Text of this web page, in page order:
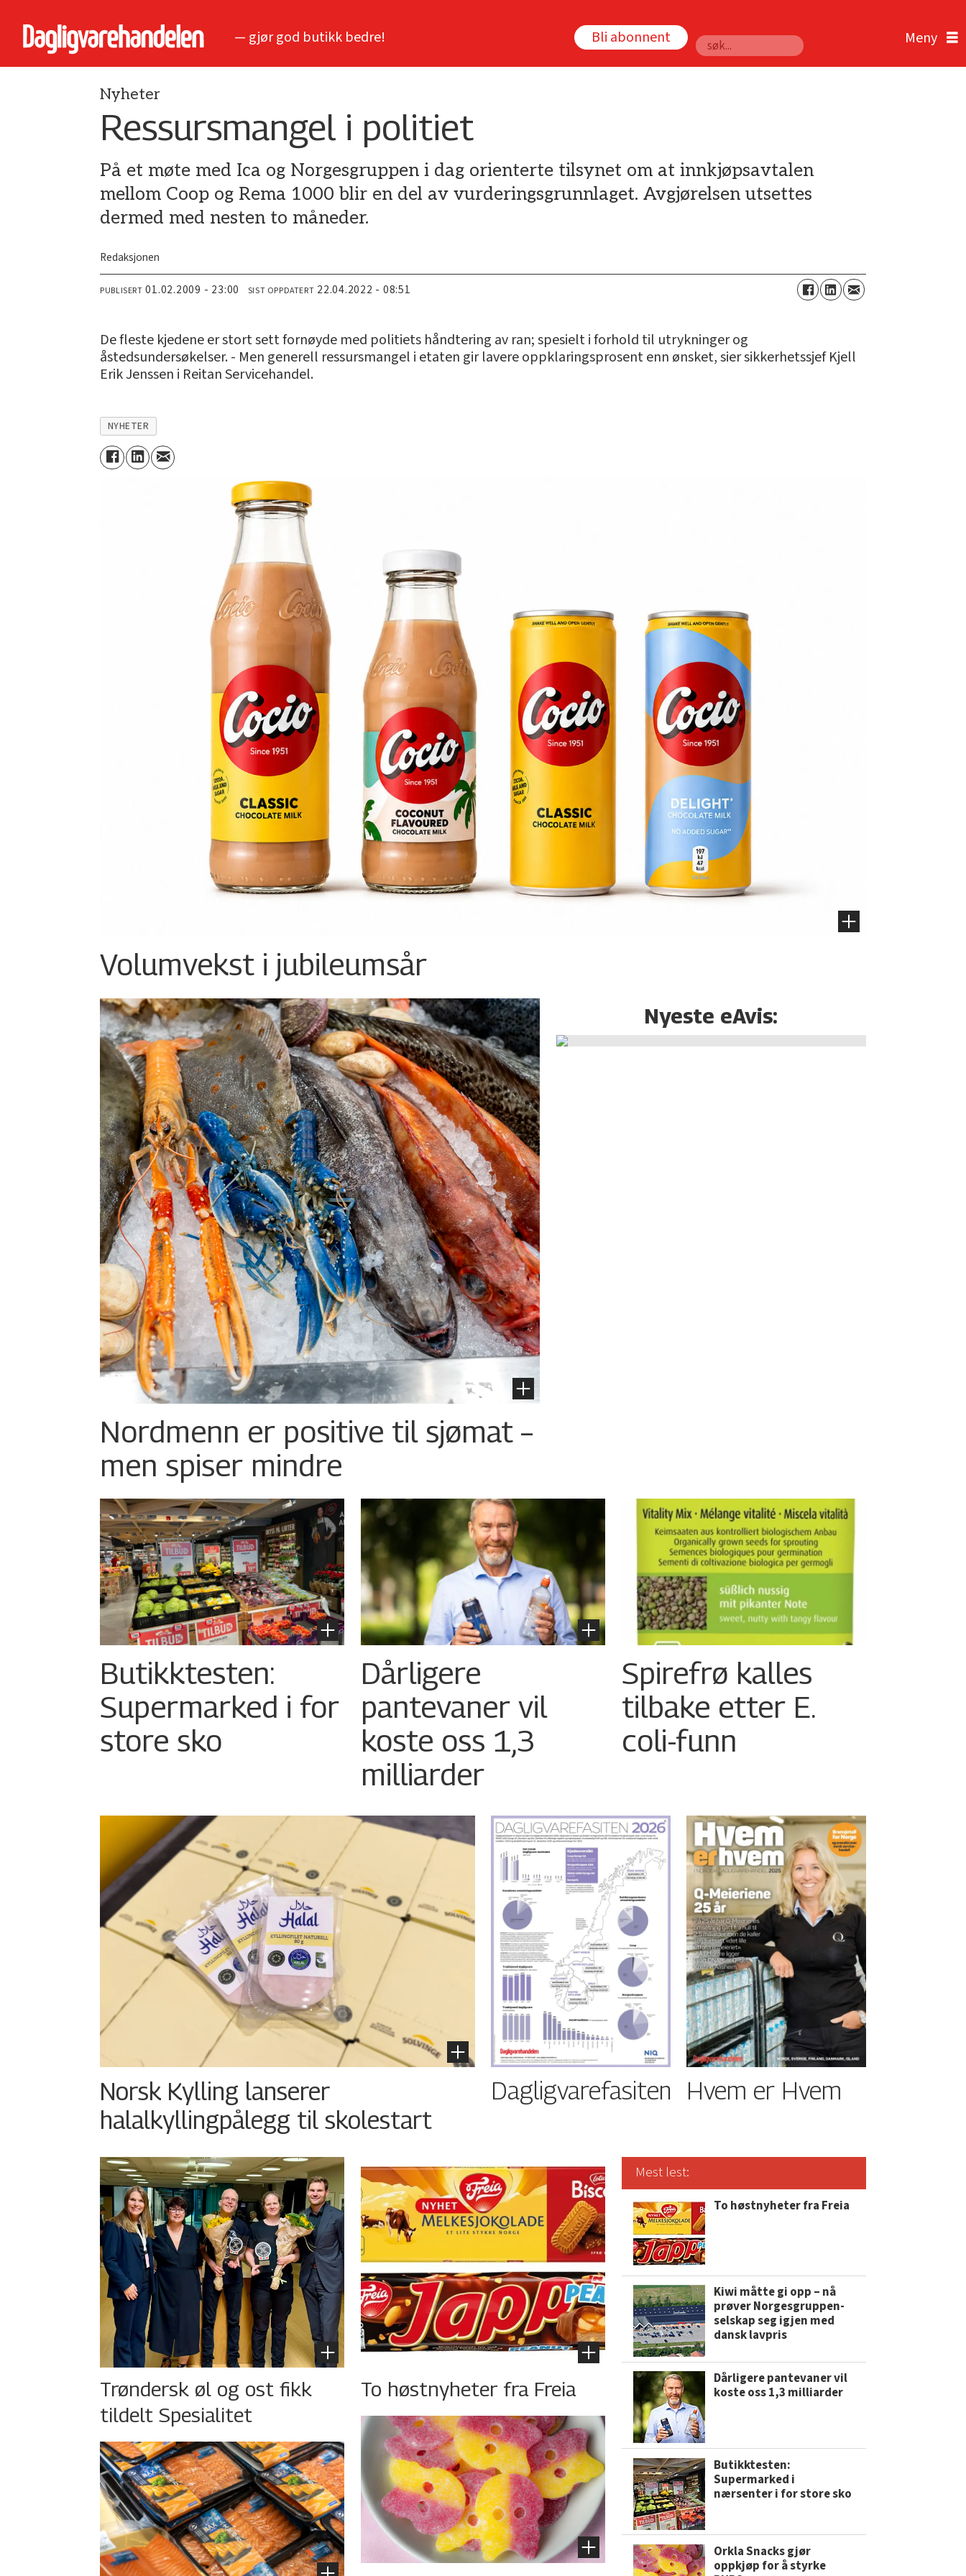
— gjør god butikk bedre! Bli abonnent
Søk
Nyheter
Ressursmangel i politiet
På et møte med Ica og Norgesgruppen i dag orienterte tilsynet om at innkjøpsavtalen
mellom Coop og Rema 1000 blir en del av vurderingsgrunnlaget. Avgjørelsen utsettes
dermed med nesten to måneder.
Redaksjonen
PUBLISERT 01.02.2009 - 23:00 SIST OPPDATERT 22.04.2022 - 08:51
De fleste kjedene er stort sett fornøyde med politiets håndtering av ran; spesielt i forhold til utrykninger og
åstedsundersøkelser. - Men generell ressursmangel i etaten gir lavere oppklaringsprosent enn ønsket, sier sikkerhetssjef Kjell
Erik Jenssen i Reitan Servicehandel.
NYHETER
Volumvekst i jubileumsår
Nordmenn er positive til sjømat –
men spiser mindre
Nyeste eAvis:
Butikktesten:
Supermarked i for
store sko
Dårligere
pantevaner vil
koste oss 1,3
milliarder
Spirefrø kalles
tilbake etter E.
coli-funn
Norsk Kylling lanserer
halalkyllingpålegg til skolestart
Dagligvarefasiten Hvem er Hvem
Trøndersk øl og ost fikk
tildelt Spesialitet
To høstnyheter fra Freia
Mest lest:
To høstnyheter fra Freia
Kiwi måtte gi opp – nå
prøver Norgesgruppen-
selskap seg igjen med
dansk lavpris
Dårligere pantevaner vil
koste oss 1,3 milliarder
Butikktesten:
Supermarked i
nærsenter i for store sko
Orkla Snacks gjør
oppkjøp for å styrke